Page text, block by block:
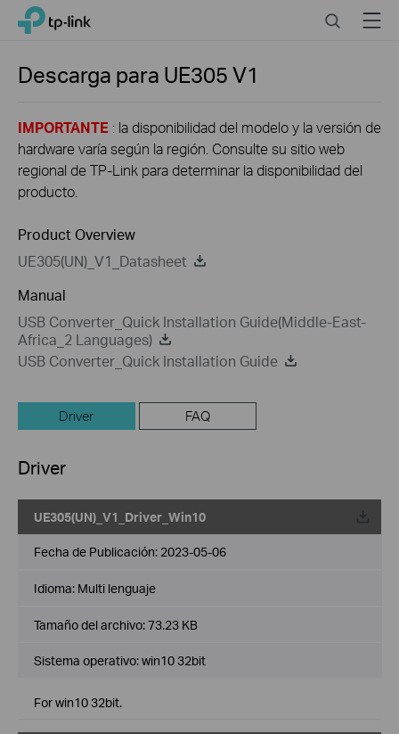
Click
navigation
TP-Link, Reliably Smart SearchMenu
Descarga para UE305V1
IMPORTANTE : la disponibilidad del modelo y la versión de
hardware varía según la región. Consulte su sitio web
regional de TP-Link para determinar la disponibilidad del
producto.
Product Overview
UE305(UN)_V1_Datasheet
Manual
USB Converter_Quick Installation Guide(Middle-East-
Africa_2 Languages)
USB Converter_Quick Installation Guide
Driver FAQ
Driver
UE305(UN)_V1_Driver_Win10
Fecha de Publicación: 2023-05-06
Idioma: Multi lenguaje
Tamaño del archivo:73.23 KB
Sistema operativo: win10 32bit
For win10 32bit.